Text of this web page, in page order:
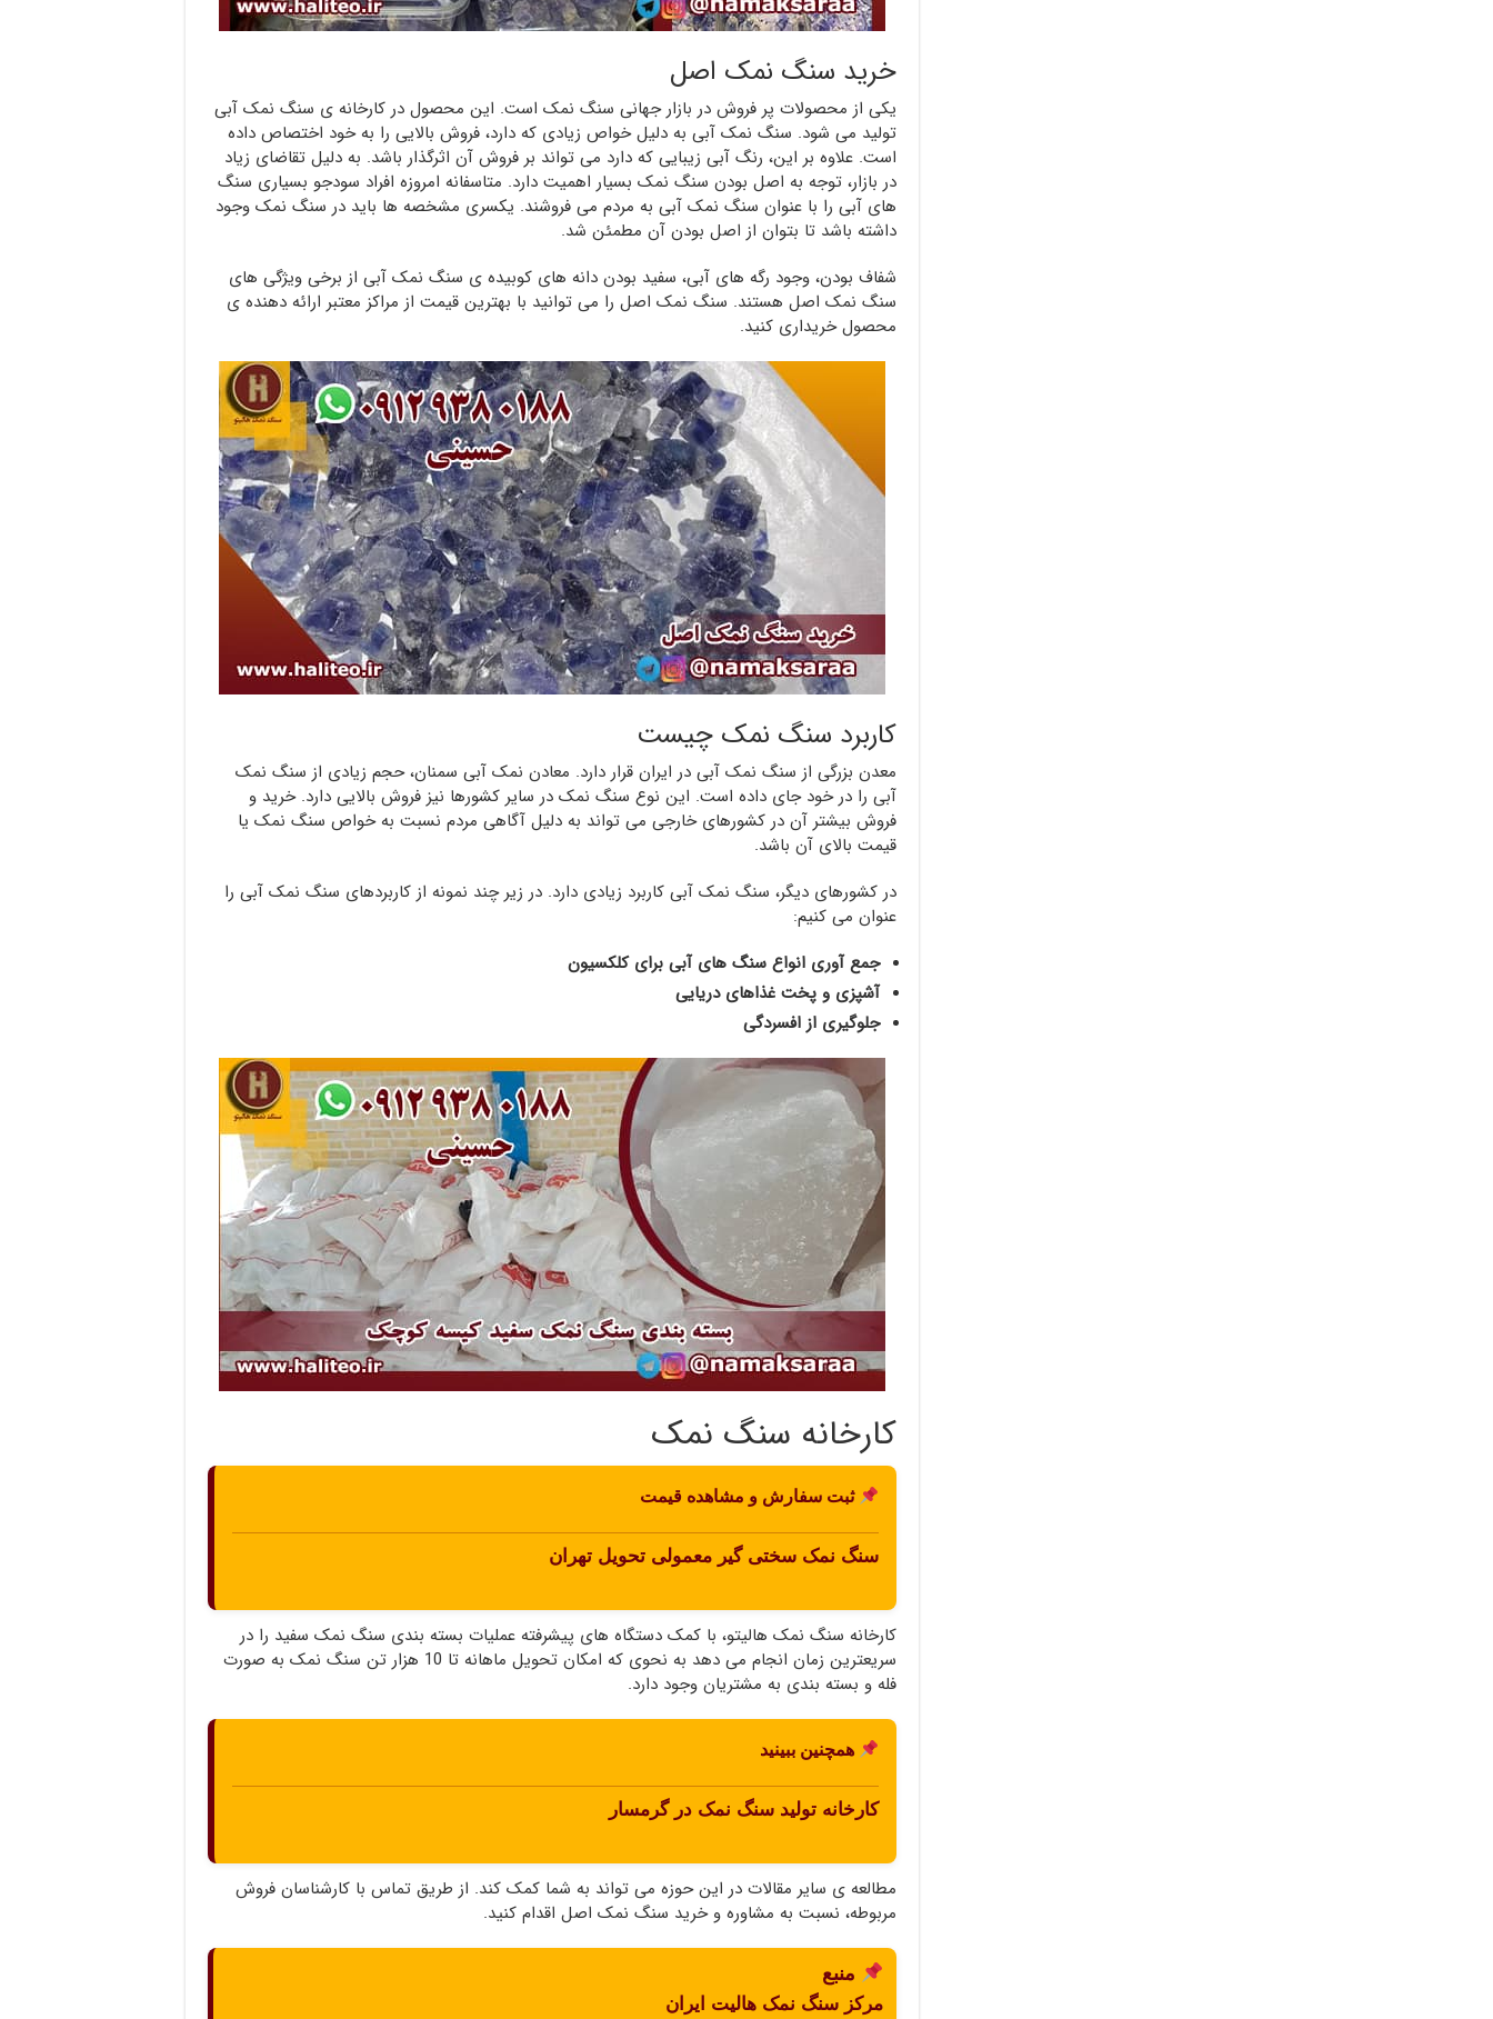
خرید سنگ نمک اصل
یکی از محصولات پر فروش در بازار جهانی سنگ نمک است. این محصول در کارخانه ی سنگ نمک آبی
تولید می شود. سنگ نمک آبی به دلیل خواص زیادی که دارد، فروش بالایی را به خود اختصاص داده
است. علاوه بر این، رنگ آبی زیبایی که دارد می تواند بر فروش آن اثرگذار باشد. به دلیل تقاضای زیاد
در بازار، توجه به اصل بودن سنگ نمک بسیار اهمیت دارد. متاسفانه امروزه افراد سودجو بسیاری سنگ
های آبی را با عنوان سنگ نمک آبی به مردم می فروشند. یکسری مشخصه ها باید در سنگ نمک وجود
داشته باشد تا بتوان از اصل بودن آن مطمئن شد.
شفاف بودن، وجود رگه های آبی، سفید بودن دانه های کوبیده ی سنگ نمک آبی از برخی ویژگی های
سنگ نمک اصل هستند. سنگ نمک اصل را می توانید با بهترین قیمت از مراکز معتبر ارائه دهنده ی
محصول خریداری کنید.
کاربرد سنگ نمک چیست
معدن بزرگی از سنگ نمک آبی در ایران قرار دارد. معادن نمک آبی سمنان، حجم زیادی از سنگ نمک
آبی را در خود جای داده است. این نوع سنگ نمک در سایر کشورها نیز فروش بالایی دارد. خرید و
فروش بیشتر آن در کشورهای خارجی می تواند به دلیل آگاهی مردم نسبت به خواص سنگ نمک یا
قیمت بالای آن باشد.
در کشورهای دیگر، سنگ نمک آبی کاربرد زیادی دارد. در زیر چند نمونه از کاربردهای سنگ نمک آبی را
عنوان می کنیم:
جمع آوری انواع سنگ های آبی برای کلکسیون
آشپزی و پخت غذاهای دریایی
جلوگیری از افسردگی
کارخانه سنگ نمک
ثبت سفارش و مشاهده قیمت
سنگ نمک سختی گیر معمولی تحویل تهران
کارخانه سنگ نمک هالیتو، با کمک دستگاه های پیشرفته عملیات بسته بندی سنگ نمک سفید را در
سریعترین زمان انجام می دهد به نحوی که امکان تحویل ماهانه تا 10 هزار تن سنگ نمک به صورت
فله و بسته بندی به مشتریان وجود دارد.
همچنین ببینید
کارخانه تولید سنگ نمک در گرمسار
مطالعه ی سایر مقالات در این حوزه می تواند به شما کمک کند. از طریق تماس با کارشناسان فروش
مربوطه، نسبت به مشاوره و خرید سنگ نمک اصل اقدام کنید.
منبع
مرکز سنگ نمک هالیت ایران